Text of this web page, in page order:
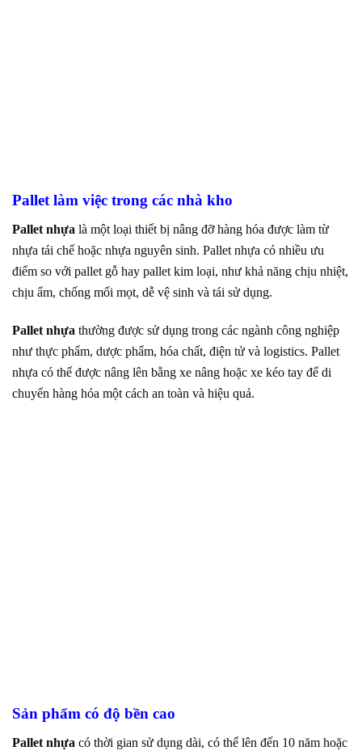
Pallet làm việc trong các nhà kho
Pallet nhựa là một loại thiết bị nâng đỡ hàng hóa được làm từ
nhựa tái chế hoặc nhựa nguyên sinh. Pallet nhựa có nhiều ưu
điểm so với pallet gỗ hay pallet kim loại, như khả năng chịu nhiệt,
chịu ẩm, chống mối mọt, dễ vệ sinh và tái sử dụng.
Pallet nhựa thường được sử dụng trong các ngành công nghiệp
như thực phẩm, dược phẩm, hóa chất, điện tử và logistics. Pallet
nhựa có thể được nâng lên bằng xe nâng hoặc xe kéo tay để di
chuyển hàng hóa một cách an toàn và hiệu quả.
Sản phẩm có độ bền cao
Pallet nhựa có thời gian sử dụng dài, có thể lên đến 10 năm hoặc